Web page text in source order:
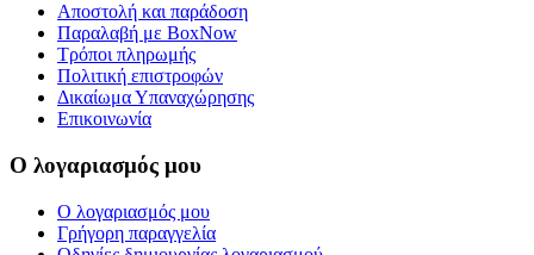
Αποστολή και παράδοση
Παραλαβή με BoxNow
Τρόποι πληρωμής
Πολιτική επιστροφών
Δικαίωμα Υπαναχώρησης
Επικοινωνία
Ο λογαριασμός μου
O λογαριασμός μου
Γρήγορη παραγγελία